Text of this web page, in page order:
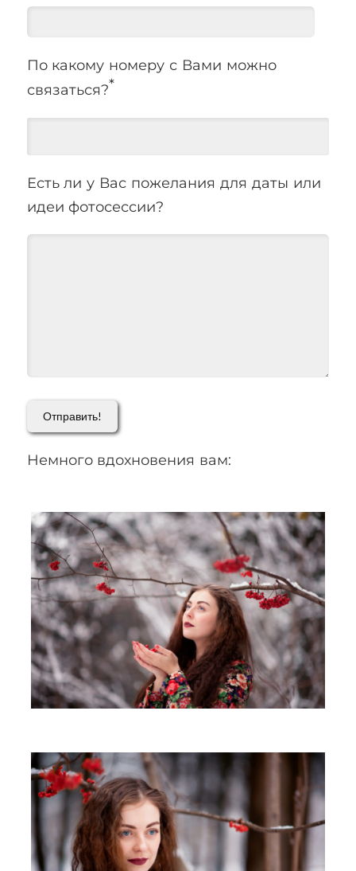
По какому номеру с Вами можно
связаться?*
Есть ли у Вас пожелания для даты или
идеи фотосессии?
Немного вдохновения вам: